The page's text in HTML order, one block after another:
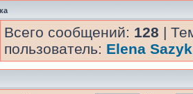
Всего сообщений: 128 |
пользователь: Elena